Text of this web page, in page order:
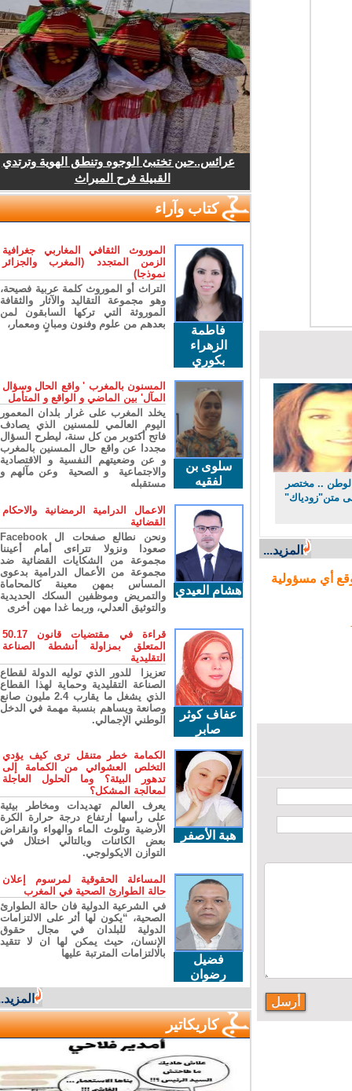
.. مختصر
متن"زودياك"
المزيد...
أي مسؤولية
عرائس..حين تختبئ الوجوه وتنطق الهوية وترتدي
القبيلة فرح الميراث
كتاب وآراء
فاطمة
الزهراء
بكوري
الموروث الثقافي المغاربي جغرافية
الزمن المتجدد (المغرب والجزائر
نموذجا)
التراث أو الموروث كلمة عربية فصيحة،
وهو مجموعة التقاليد والآثار والثقافة
الموروثة التي تركها السابقون لمن
بعدهم من علوم وفنون ومبانٍ ومعمار،
سلوى بن
لفقيه
المسنون بالمغرب ' واقع الحال وسؤال
المآل' بين الماضي و الواقع و المتأمل
يخلد المغرب على غرار بلدان المعمور
اليوم العالمي للمسنين الذي يصادف
فاتح أكتوبر من كل سنة، ليطرح السؤال
مجددا عن واقع حال المسنين بالمغرب
و عن وضعيتهم النفسية و الاقتصادية
والاجتماعية و الصحية وعن مآلهم و
مستقبله
هشام العيدي
الاعمال الدرامية الرمضانية والاحكام
القضائية
ونحن نطالع صفحات ال Facebook
صعودا ونزولا تتراءى أمام أعيننا
مجموعة من الشكايات القضائية ضد
مجموعة من الأعمال الدرامية بدعوى
المساس بمهن معينة كالمحاماة
والتمريض وموظفين السكك الحديدية
والتوثيق العدلي، وربما غدا مهن أخرى
عفاف كوثر
صابر
قراءة في مقتضيات قانون 50.17
المتعلق بمزاولة أنشطة الصناعة
التقليدية
تعزيزا للدور الذي توليه الدولة لقطاع
الصناعة التقليدية وحماية لهذا القطاع
الذي يشغل ما يقارب 2.4 مليون صانع
وصانعة ويساهم بنسبة مهمة في الدخل
الوطني الإجمالي.
هبة الأصفر
الكمامة خطر متنقل ترى كيف يؤدي
التخلص العشوائي من الكمامة إلى
تدهور البيئة؟ وما الحلول العاجلة
لمعالجة المشكل؟
يعرف العالم تهديدات ومخاطر بيئية
على رأسها ارتفاع درجة حرارة الكرة
الأرضية وتلوث الماء والهواء وانقراض
بعض الكائنات وبالتالي اختلال في
التوازن الايكولوجي.
فضيل
رضوان
المساءلة الحقوقية لمرسوم إعلان
حالة الطوارئ الصحية في المغرب
في الشرعية الدولية فان حالة الطوارئ
الصحية، “يكون لها أثر على الالتزامات
الدولية للبلدان في مجال حقوق
الإنسان، حيث يمكن لها ان لا تتقيد
بالالتزامات المترتبة عليها
المزيد...
كاريكاتير